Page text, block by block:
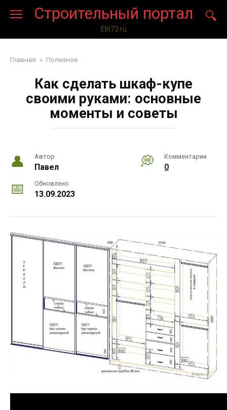
Строительный портал
Elit73.ru
Главная » Полезное
Как сделать шкаф-купе
своими руками: основные
моменты и советы
Автор
Павел
Комментарии
0
Обновлено
13.09.2023